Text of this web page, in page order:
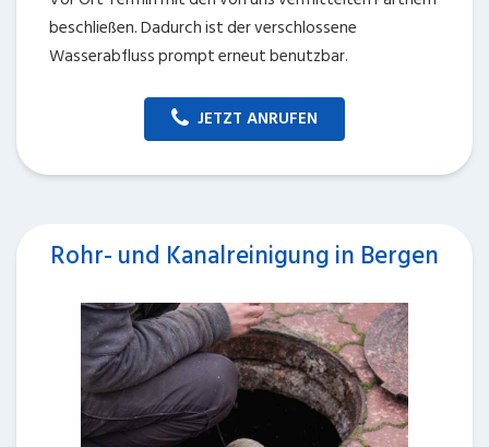
beschließen. Dadurch ist der verschlossene
Wasserabfluss prompt erneut benutzbar.
JETZT ANRUFEN
Rohr- und Kanalreinigung in Bergen